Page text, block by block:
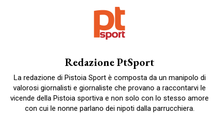
Redazione PtSport
La redazione di Pistoia Sport è composta da un manipolo di
valorosi giornalisti e giornaliste che provano a raccontarvi le
vicende della Pistoia sportiva e non solo con lo stesso amore
con cui le nonne parlano dei nipoti dalla parrucchiera.